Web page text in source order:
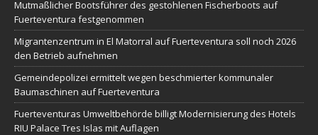
Mutmaßlicher Bootsführer des gestohlenen Fischerboots auf
Fuerteventura festgenommen
Migrantenzentrum in El Matorral auf Fuerteventura soll noch 2026
den Betrieb aufnehmen
Gemeindepolizei ermittelt wegen beschmierter kommunaler
Baumaschinen auf Fuerteventura
Fuerteventuras Umweltbehörde billigt Modernisierung des Hotels
RIU Palace Tres Islas mit Auflagen